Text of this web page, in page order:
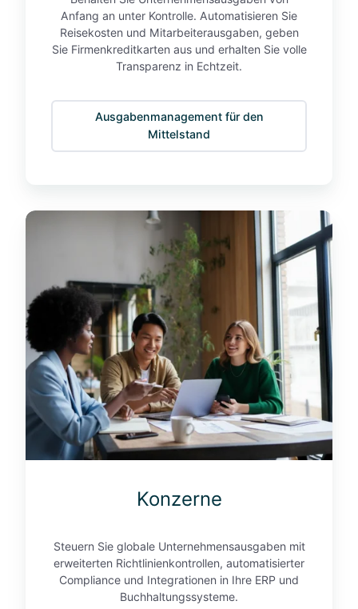
w
a
d
i
H
ä
l
f
d
e
r
Z
i
t
.
e
r
n
e
e
Anfang an unter Kontrolle. Automatisieren Sie
Reisekosten und Mitarbeiterausgaben, geben
Sie Firmenkreditkarten aus und erhalten Sie volle
Transparenz in Echtzeit.
Ausgabenmanagement für den
Mittelstand
K
o
n
z
n
e
Konzerne
Steuern Sie globale Unternehmensausgaben mit
erweiterten Richtlinienkontrollen, automatisierter
Compliance und Integrationen in Ihre ERP und
Buchhaltungssysteme.